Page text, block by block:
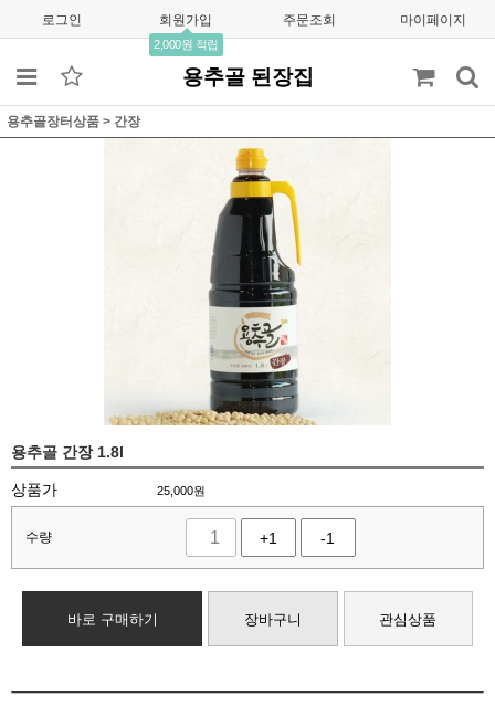
로그인 회원가입
2,000원 적립
주문조회 마이페이지
용추골 된장집
용추골장터상품 > 간장
용추골 간장 1.8l
상품가 25,000원
수량 +1 -1
바로 구매하기 장바구니 관심상품